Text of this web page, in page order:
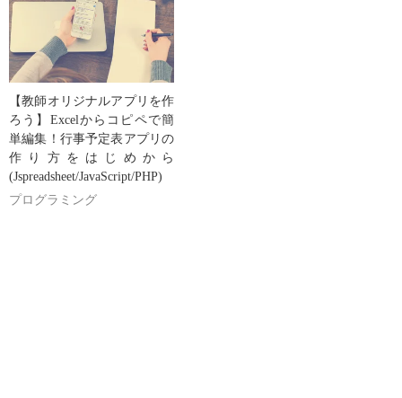
【教師オリジナルアプリを作
ろう】Excelからコピペで簡
単編集！行事予定表アプリの
作り方をはじめから
(Jspreadsheet/JavaScript/PHP)
プログラミング